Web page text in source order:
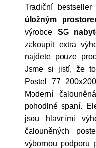
Tradiční bestseller
úložným
výrobce SG
zakoupit extra
najdete pouze
Jsme si jistí, že
Postel 77
Moderní
pohodlné spaní.
jsou hlavními
čalouněných
výbornou podporu